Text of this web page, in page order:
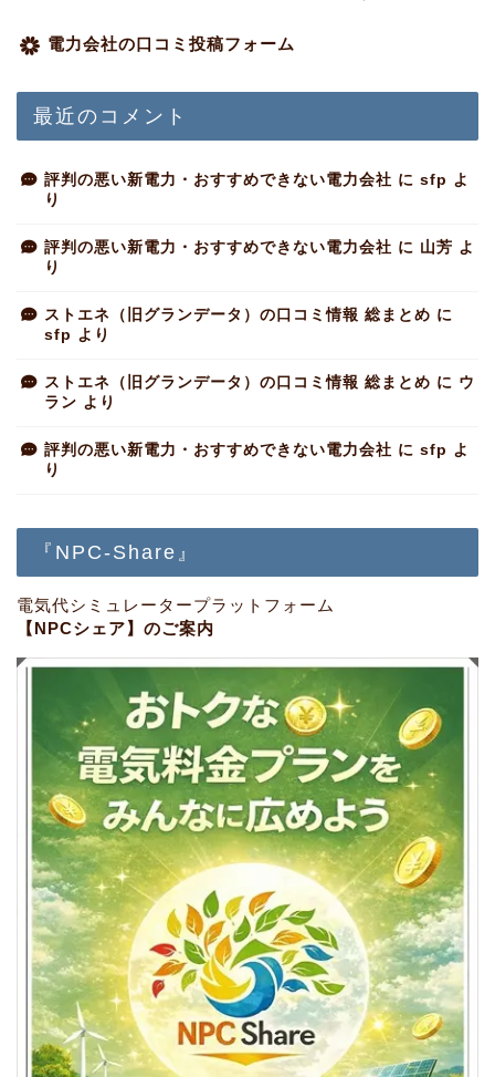
電力会社の口コミ投稿フォーム
最近のコメント
評判の悪い新電力・おすすめできない電力会社 に sfp よ
り
評判の悪い新電力・おすすめできない電力会社 に 山芳 よ
り
ストエネ（旧グランデータ）の口コミ情報 総まとめ に
sfp より
ストエネ（旧グランデータ）の口コミ情報 総まとめ に ウ
ラン より
評判の悪い新電力・おすすめできない電力会社 に sfp よ
り
『NPC-Share』
電気代シミュレータープラットフォーム
【NPCシェア】のご案内